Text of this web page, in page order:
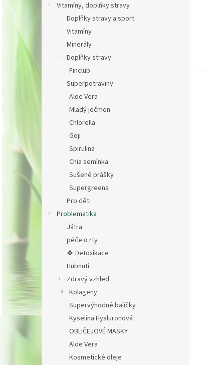
Vitamíny, doplňky stravy
Doplňky stravy a sport
Vitamíny
Minerály
Doplňky stravy
Finclub
Superpotraviny
Aloe Vera
Mladý ječmen
Chlorella
Goji
Spirulina
Chia semínka
Sušené prášky
Supergreens
Pro děti
Problematika
Játra
péče o rty
🍀 Detoxikace
Hubnutí
Zdravý vzhled
Kolageny
Supervýhodné balíčky
Kyselina Hyaluronová
OBLIČEJOVÉ MASKY
Aloe Vera
Kosmetické oleje